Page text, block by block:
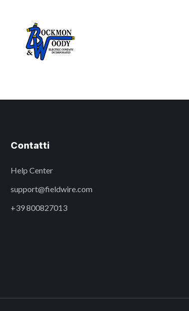
Contatti
Help Center
support@fieldwire.com
+39 800827013